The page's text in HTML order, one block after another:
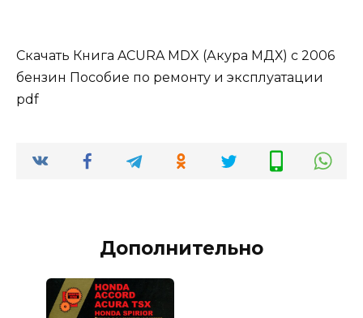
Скачать Книга ACURA MDX (Акура МДХ) с 2006
бензин Пособие по ремонту и эксплуатации
pdf
Дополнительно